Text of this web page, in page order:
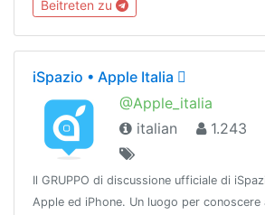
Beitreten zu
iSpazio • Apple Italia 
@Apple_italia
italian
1.243
Il GRUPPO di discussione ufficiale di
Apple ed iPhone. Un luogo per